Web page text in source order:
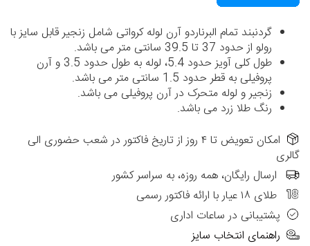
گردنبند تمام البرناردو آرن لوله کرواتی شامل زنجیر قابل سایز با
رولو از حدود 37 تا 39.5 سانتی متر می باشد.
طول کلی آویز حدود 5.4، لوله به طول حدود 3.5 و آرن
پروفیلی به قطر حدود 1.5 سانتی متر می باشد.
زنجیر و لوله متحرک در آرن پروفیلی می باشد.
رنگ طلا زرد می باشد.
امکان تعویض تا ۴ روز از تاریخ فاکتور در شعب حضوری الی
گالری
ارسال رایگان، همه روزه، به سراسر کشور
طلای ۱۸ عیار با ارائه فاکتور رسمی
پشتیبانی در ساعات اداری
راهنمای انتخاب سایز